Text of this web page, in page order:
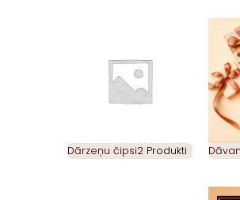
Dārzeņu čipsi2 Produkti